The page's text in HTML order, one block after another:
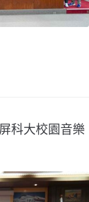
科大校園音樂